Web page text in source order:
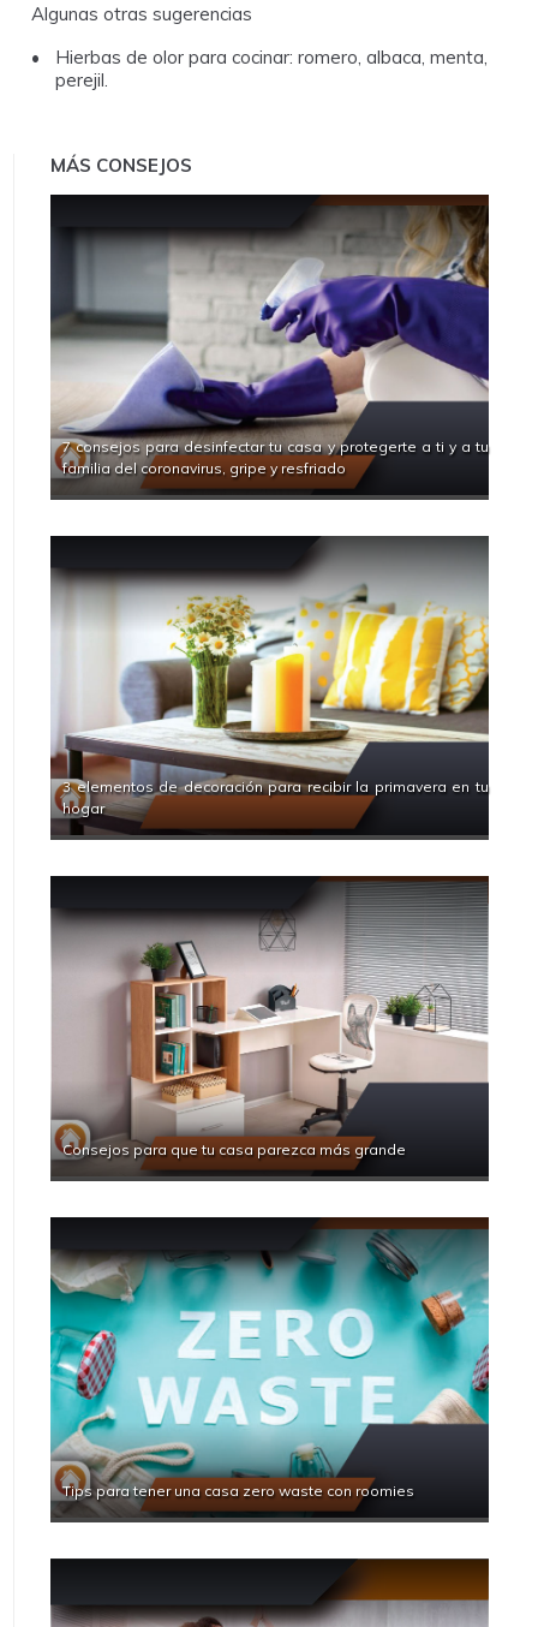
Algunas otras sugerencias
Hierbas de olor para cocinar: romero, albaca, menta,
perejil.
MÁS CONSEJOS
7 consejos para desinfectar tu casa y protegerte a ti y a tu
familia del coronavirus, gripe y resfriado
3 elementos de decoración para recibir la primavera en tu
hogar
Consejos para que tu casa parezca más grande
Tips para tener una casa zero waste con roomies